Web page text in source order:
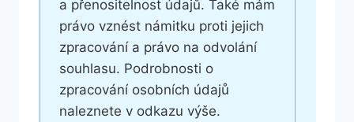
a přenositelnost údajů. Také mám
právo vznést námitku proti jejich
zpracování a právo na odvolání
souhlasu. Podrobnosti o
zpracování osobních údajů
naleznete v odkazu výše.